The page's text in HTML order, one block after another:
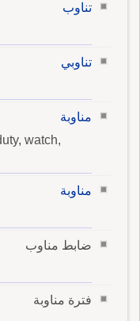
تناوب
تناوبي
مناوبة
watch,
مناوبة
ضابط مناوب
فترة مناوبة